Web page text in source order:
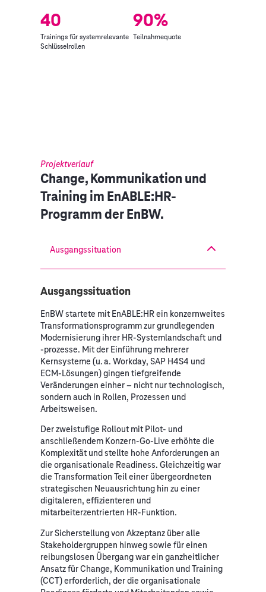
40
Trainings für systemrelevante
Schlüsselrollen
90%
Teilnahmequote
Projektverlauf
Change, Kommunikation und
Training im EnABLE:HR-
Programm der EnBW.
Ausgangssituation
Ausgangssituation
EnBW startete mit EnABLE:HR ein konzernweites
Transformationsprogramm zur grundlegenden
Modernisierung ihrer HR-Systemlandschaft und
-prozesse. Mit der Einführung mehrerer
Kernsysteme (u. a. Workday, SAP H4S4 und
ECM-Lösungen) gingen tiefgreifende
Veränderungen einher – nicht nur technologisch,
sondern auch in Rollen, Prozessen und
Arbeitsweisen.
Der zweistufige Rollout mit Pilot- und
anschließendem Konzern-Go-Live erhöhte die
Komplexität und stellte hohe Anforderungen an
die organisationale Readiness. Gleichzeitig war
die Transformation Teil einer übergeordneten
strategischen Neuausrichtung hin zu einer
digitaleren, effizienteren und
mitarbeiterzentrierten HR-Funktion.
Zur Sicherstellung von Akzeptanz über alle
Stakeholdergruppen hinweg sowie für einen
reibungslosen Übergang war ein ganzheitlicher
Ansatz für Change, Kommunikation und Training
(CCT) erforderlich, der die organisationale